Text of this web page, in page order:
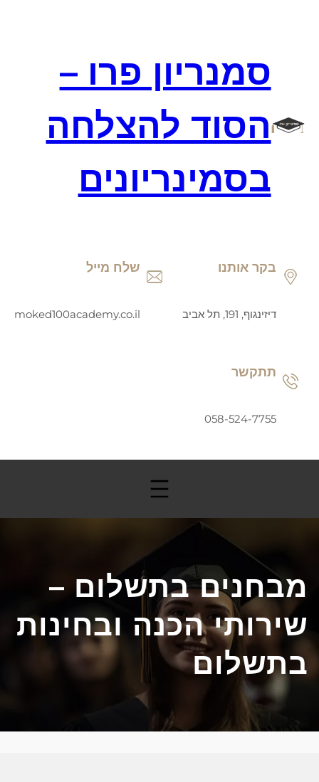
סמנריון פרו –
הסוד להצלחה
בסמינריונים
בקר אותנו
דיזינגוף, 191, תל אביב
שלח מייל
moked100academy.co.il
תתקשר
058-524-7755
מבחנים בתשלום –
שירותי הכנה ובחינות
בתשלום